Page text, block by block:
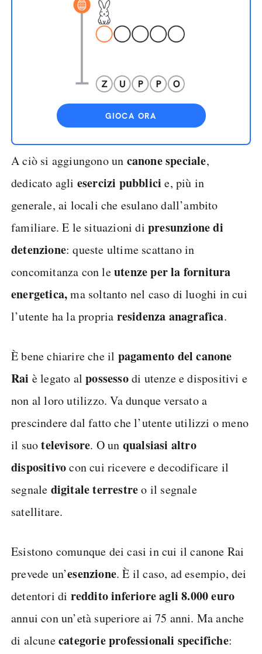
GIOCA ORA
A ciò si aggiungono un canone speciale,
dedicato agli esercizi pubblici e, più in
generale, ai locali che esulano dall’ambito
familiare. E le situazioni di presunzione di
detenzione: queste ultime scattano in
concomitanza con leutenze per la fornitura
energetica,ma soltanto nel caso di luoghi in cui
l’utente ha la propria residenza anagrafica.
È bene chiarire che il pagamento del canone
Rai è legato alpossessodi utenze e dispositivi e
non al loro utilizzo. Va dunque versato a
prescindere dal fatto che l’utente utilizzi o meno
il suotelevisore. O un qualsiasi altro
dispositivocon cui ricevere e decodificare il
segnale digitale terrestreo il segnale
satellitare.
Esistono comunque dei casi in cui il canone Rai
prevede un’esenzione. È il caso, ad esempio, dei
detentori di reddito inferiore agli 8.000 euro
annui con un’età superiore ai 75 anni. Ma anche
di alcunecategorie professionali specifiche: